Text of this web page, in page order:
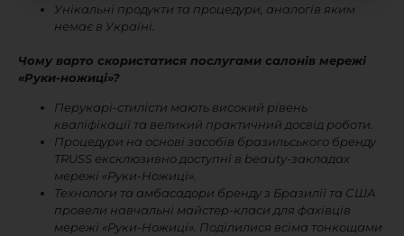
Унікальні продукти та процедури, аналогів яким
немає в Україні.
Чому варто скористатися послугами салонів мережі
«Руки-ножиці»?
Перукарі-стилісти мають високий рівень
кваліфікації та великий практичний досвід роботи.
Процедури на основі засобів бразильського бренду
TRUSS ексклюзивно доступні в beauty-закладах
мережі «Руки-Ножиці».
Технологи та амбасадори бренду з Бразилії та США
провели навчальні майстер-класи для фахівців
мережі «Руки-Ножиці». Поділилися всіма тонкощами